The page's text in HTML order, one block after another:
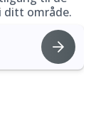
ditt område.